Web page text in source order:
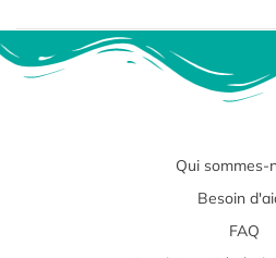
Qui sommes-
Besoin
FAQ